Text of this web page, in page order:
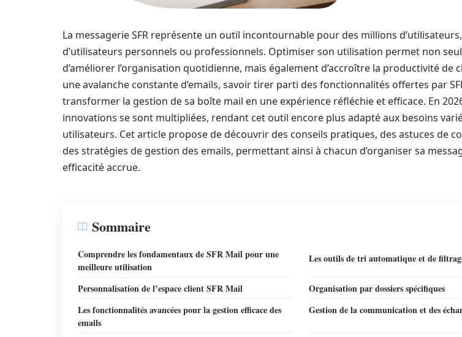
La messagerie SFR représente un outil incontournable pour des millions d’utilisateurs,
d’utilisateurs personnels ou professionnels. Optimiser son utilisation permet non
d’améliorer l’organisation quotidienne, mais également d’accroître la productivité de
une avalanche constante d’emails, savoir tirer parti des fonctionnalités offertes par
transformer la gestion de sa boîte mail en une expérience réfléchie et efficace. En
innovations se sont multipliées, rendant cet outil encore plus adapté aux besoins
utilisateurs. Cet article propose de découvrir des conseils pratiques, des astuces de
des stratégies de gestion des emails, permettant ainsi à chacun d’organiser sa
efficacité accrue.
Sommaire
Comprendre les fondamentaux de SFR Mail pour une
meilleure utilisation
Les outils de tri automatique et de
Personnalisation de l’espace client SFR Mail
Organisation par dossiers spécifiques
Les fonctionnalités avancées pour la gestion efficace des
emails
Gestion de la communication et des